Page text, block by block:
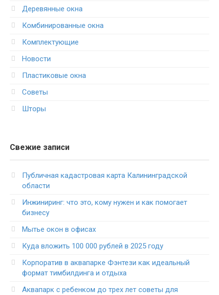
Деревянные окна
Комбинированные окна
Комплектующие
Новости
Пластиковые окна
Советы
Шторы
Свежие записи
Публичная кадастровая карта Калининградской
области
Инжиниринг: что это, кому нужен и как помогает
бизнесу
Мытье окон в офисах
Куда вложить 100 000 рублей в 2025 году
Корпоратив в аквапарке Фэнтези как идеальный
формат тимбилдинга и отдыха
Аквапарк с ребенком до трех лет советы для